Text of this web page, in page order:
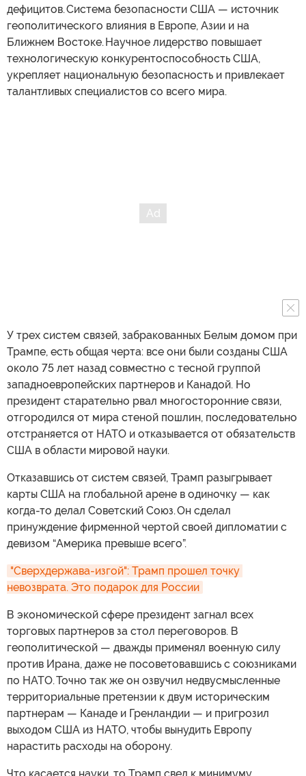
дефицитов. Система безопасности США — источник
геополитического влияния в Европе, Азии и на
Ближнем Востоке. Научное лидерство повышает
технологическую конкурентоспособность США,
укрепляет национальную безопасность и привлекает
талантливых специалистов со всего мира.
У трех систем связей, забракованных Белым домом при
Трампе, есть общая черта: все они были созданы США
около 75 лет назад совместно с тесной группой
западноевропейских партнеров и Канадой. Но
президент старательно рвал многосторонние связи,
отгородился от мира стеной пошлин, последовательно
отстраняется от НАТО и отказывается от обязательств
США в области мировой науки.
Отказавшись от систем связей, Трамп разыгрывает
карты США на глобальной арене в одиночку — как
когда-то делал Советский Союз. Он сделал
принуждение фирменной чертой своей дипломатии с
девизом “Америка превыше всего”.
"Сверхдержава-изгой": Трамп прошел точку
невозврата. Это подарок для России
В экономической сфере президент загнал всех
торговых партнеров за стол переговоров. В
геополитической — дважды применял военную силу
против Ирана, даже не посоветовавшись с союзниками
по НАТО. Точно так же он озвучил недвусмысленные
территориальные претензии к двум историческим
партнерам — Канаде и Гренландии — и пригрозил
выходом США из НАТО, чтобы вынудить Европу
нарастить расходы на оборону.